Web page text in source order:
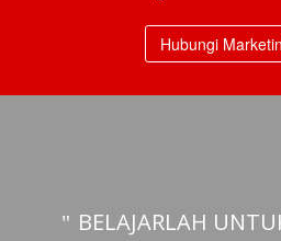
Hubungi
BELAJARLAH